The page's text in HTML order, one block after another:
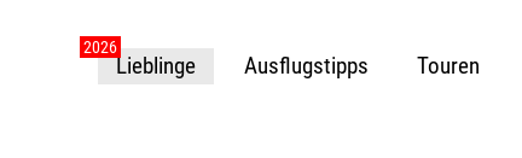
Lieblinge Ausflugstipps Touren